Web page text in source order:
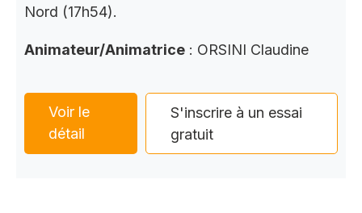
Nord (17h54).
Animateur/Animatrice : ORSINI Claudine
Voir le
détail
S'inscrire à un essai
gratuit